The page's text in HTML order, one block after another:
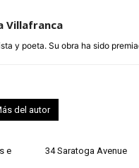
Villafranca
y poeta. Su obra ha sido
del autor
e
34 Saratoga Avenue